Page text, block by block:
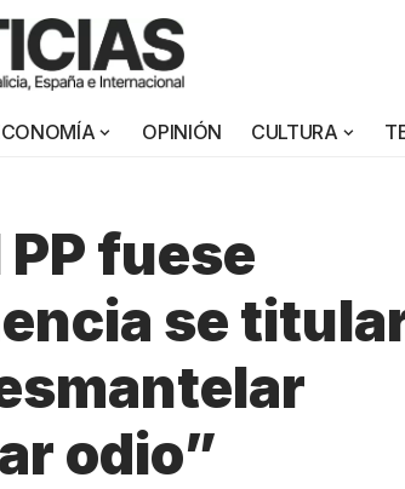
OPINIÓN CULTURA
fuese
se
odio”